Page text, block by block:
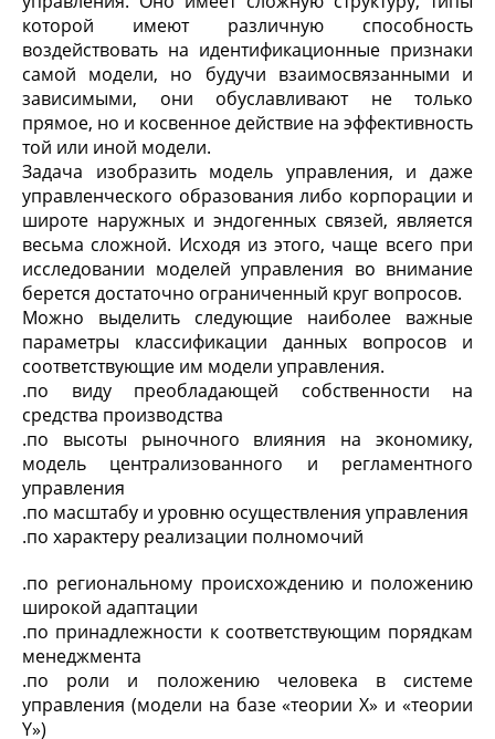
которой имеют различную способность
воздействовать на идентификационные признаки
самой модели, но будучи взаимосвязанными и
зависимыми, они обуславливают не только
прямое, но и косвенное действие на эффективность
той или иной модели.
Задача изобразить модель управления, и даже
управленческого образования либо корпорации и
широте наружных и эндогенных связей, является
весьма сложной. Исходя из этого, чаще всего при
исследовании моделей управления во внимание
берется достаточно ограниченный круг вопросов.
Можно выделить следующие наиболее важные
параметры классификации данных вопросов и
соответствующие им модели управления.
.по виду преобладающей собственности на
средства производства
.по высоты рыночного влияния на экономику,
модель централизованного и регламентного
управления
.по масштабу и уровню осуществления управления
.по характеру реализации полномочий
.по региональному происхождению и положению
широкой адаптации
.по принадлежности к соответствующим порядкам
менеджмента
.по роли и положению человека в системе
управления (модели на базе «теории Х» и «теории
Y»)